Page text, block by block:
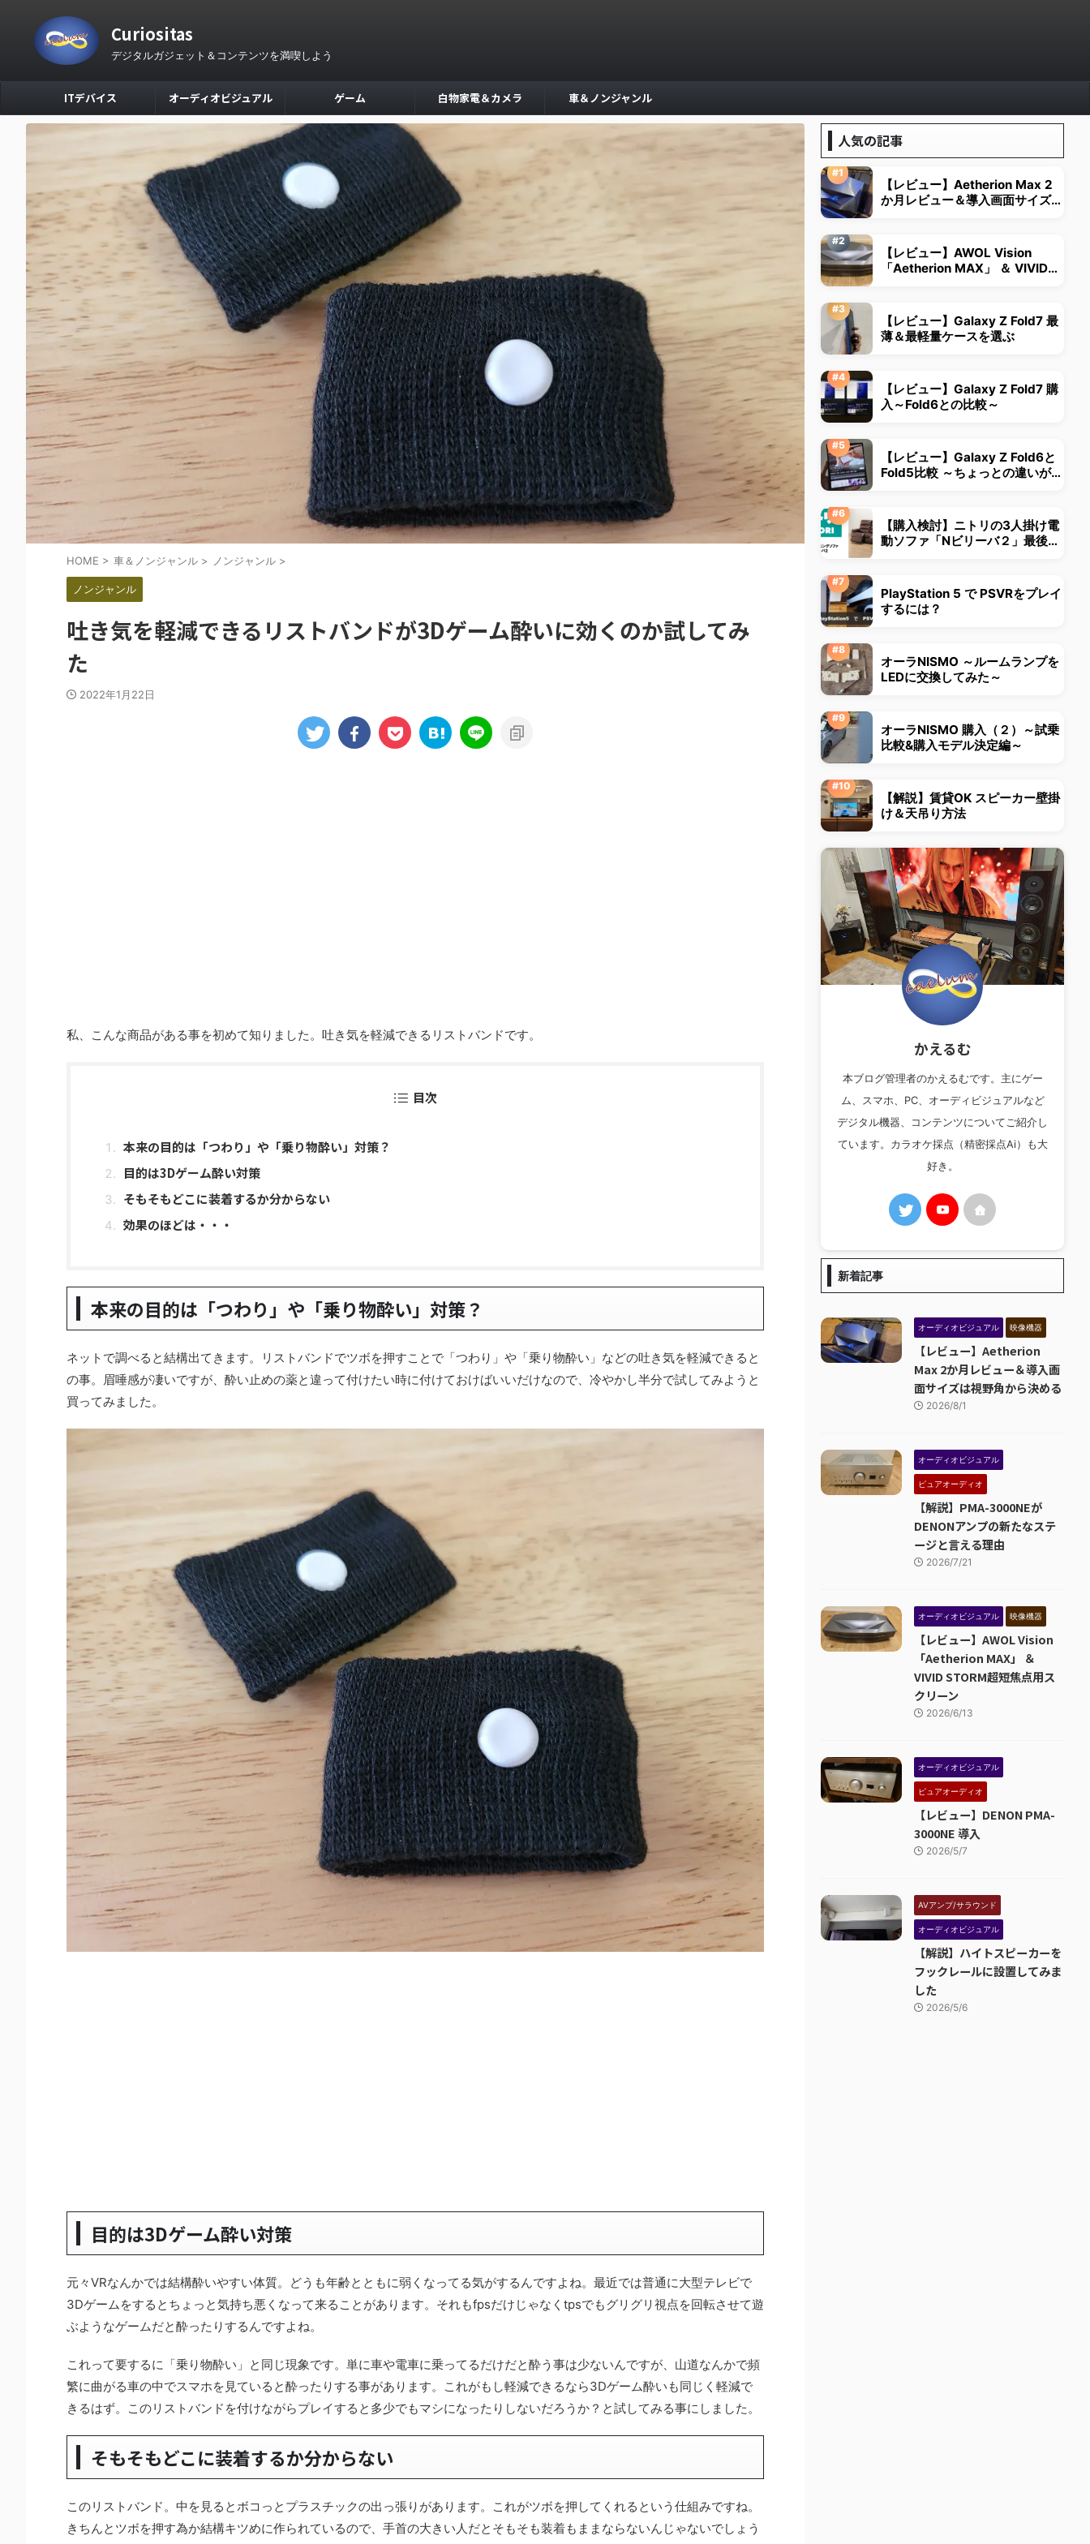
Curiositas
デジタルガジェット＆コンテンツを満喫しよう
ITデバイス オーディオビジュアル ゲーム 白物家電＆カメラ 車＆ノンジャンル
HOME > 車＆ノンジャンル > ノンジャンル >
ノンジャンル
吐き気を軽減できるリストバンドが3Dゲーム酔いに効くのか試してみ
た
2022年1月22日
私、こんな商品がある事を初めて知りました。吐き気を軽減できるリストバンドです。
目次
本来の目的は「つわり」や「乗り物酔い」対策？
目的は3Dゲーム酔い対策
そもそもどこに装着するか分からない
効果のほどは・・・
本来の目的は「つわり」や「乗り物酔い」対策？
ネットで調べると結構出てきます。リストバンドでツボを押すことで「つわり」や「乗り物酔い」などの吐き気を軽減できると
の事。眉唾感が凄いですが、酔い止めの薬と違って付けたい時に付けておけばいいだけなので、冷やかし半分で試してみようと
買ってみました。
目的は3Dゲーム酔い対策
元々VRなんかでは結構酔いやすい体質。どうも年齢とともに弱くなってる気がするんですよね。最近では普通に大型テレビで
3Dゲームをするとちょっと気持ち悪くなって来ることがあります。それもfpsだけじゃなくtpsでもグリグリ視点を回転させて遊
ぶようなゲームだと酔ったりするんですよね。
これって要するに「乗り物酔い」と同じ現象です。単に車や電車に乗ってるだけだと酔う事は少ないんですが、山道なんかで頻
繁に曲がる車の中でスマホを見ていると酔ったりする事があります。これがもし軽減できるなら3Dゲーム酔いも同じく軽減で
きるはず。このリストバンドを付けながらプレイすると多少でもマシになったりしないだろうか？と試してみる事にしました。
そもそもどこに装着するか分からない
このリストバンド。中を見るとボコっとプラスチックの出っ張りがあります。これがツボを押してくれるという仕組みですね。
きちんとツボを押す為か結構キツめに作られているので、手首の大きい人だとそもそも装着もままならないんじゃないでしょう
人気の記事
【レビュー】Aetherion Max 2
か月レビュー＆導入画面サイズは
【レビュー】AWOL Vision
「Aetherion MAX」 ＆ VIVID
【レビュー】Galaxy Z Fold7 最
薄＆最軽量ケースを選ぶ
【レビュー】Galaxy Z Fold7 購
入～Fold6との比較～
【レビュー】Galaxy Z Fold6と
Fold5比較 ～ちょっとの違いが大
【購入検討】ニトリの3人掛け電
動ソファ「Nビリーバ２」最後ま
PlayStation 5 で PSVRをプレイ
するには？
オーラNISMO ～ルームランプを
LEDに交換してみた～
オーラNISMO 購入（２）～試乗
比較&購入モデル決定編～
【解説】賃貸OK スピーカー壁掛
け＆天吊り方法
かえるむ
本ブログ管理者のかえるむです。主にゲー
ム、スマホ、PC、オーディビジュアルなど
デジタル機器、コンテンツについてご紹介し
ています。カラオケ採点（精密採点Ai）も大
好き。
新着記事
オーディオビジュアル 映像機器
【レビュー】Aetherion
Max 2か月レビュー＆導入画
面サイズは視野角から決める
2026/8/1
オーディオビジュアル
ピュアオーディオ
【解説】PMA-3000NEが
DENONアンプの新たなステ
ージと言える理由
2026/7/21
オーディオビジュアル 映像機器
【レビュー】AWOL Vision
「Aetherion MAX」 ＆
VIVID STORM超短焦点用ス
クリーン
2026/6/13
オーディオビジュアル
ピュアオーディオ
【レビュー】DENON PMA-
3000NE 導入
2026/5/7
AVアンプ/サラウンド
オーディオビジュアル
【解説】ハイトスピーカーを
フックレールに設置してみま
した
2026/5/6